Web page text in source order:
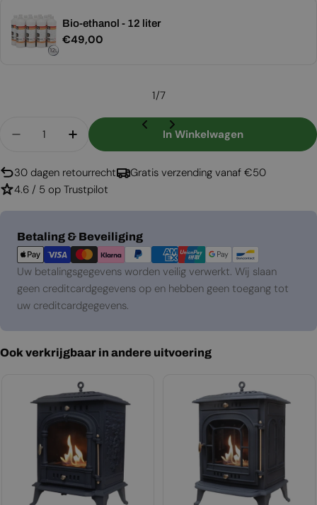
Bio-ethanol - 12 liter
Normale
€49,00
1/7
Aantal Verlagen Voor Ulvik - Vrijstaande
Aantal Verhogen Voor Ulvik -
In Winkelwagen
30 dagen retourrecht
Gratis verzending vanaf €50
4.6 / 5 op Trustpilot
Betaling & Beveiliging
Betaalmethoden
Uw betalingsgegevens worden veilig verwerkt. Wij slaan
geen creditcardgegevens op en hebben geen toegang tot
uw creditcardgegevens.
Ook verkrijgbaar in andere uitvoering